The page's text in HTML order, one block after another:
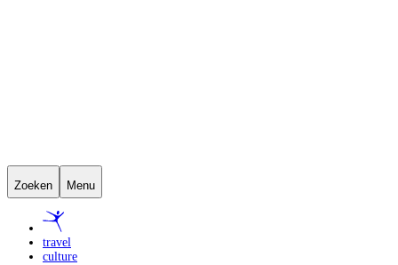
Zoeken Menu
travel
culture